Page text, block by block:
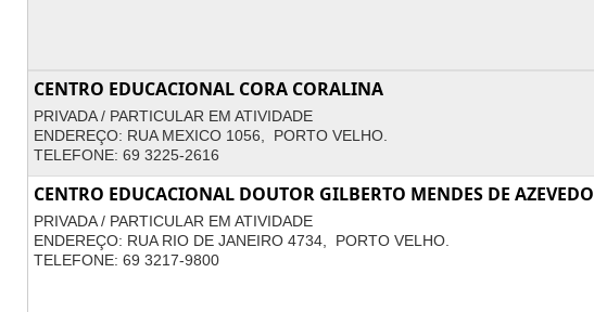
CENTRO EDUCACIONAL CORA CORALINA
PRIVADA / PARTICULAR EM ATIVIDADE
ENDEREÇO: RUA MEXICO 1056, PORTO VELHO.
TELEFONE: 69 3225-2616
CENTRO EDUCACIONAL DOUTOR GILBERTO MENDES DE AZEVEDO
PRIVADA / PARTICULAR EM ATIVIDADE
ENDEREÇO: RUA RIO DE JANEIRO 4734, PORTO VELHO.
TELEFONE: 69 3217-9800